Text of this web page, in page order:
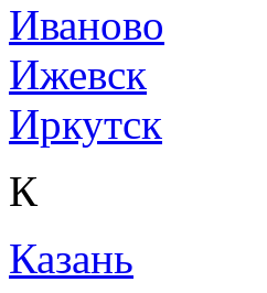
Иваново
Ижевск
Иркутск
К
Казань